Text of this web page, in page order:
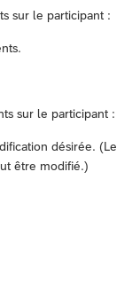
sur le participant :
sur le participant :
désirée. (Le
être modifié.)